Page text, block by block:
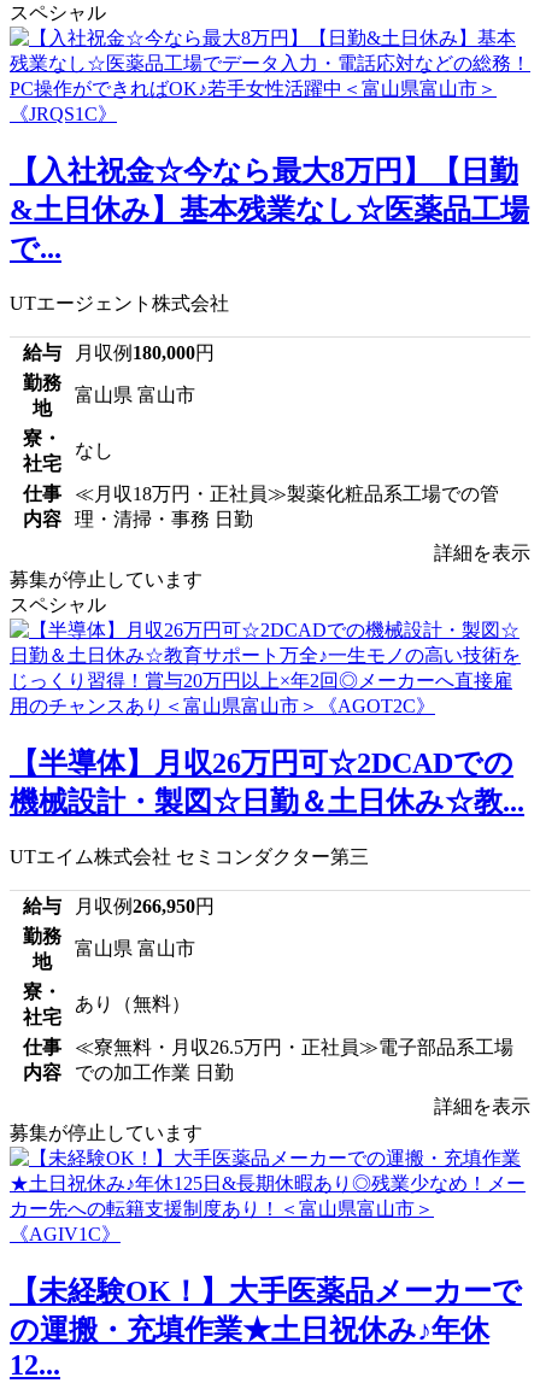
スペシャル
【入社祝金☆今なら最大8万円】【日勤
&土日休み】基本残業なし☆医薬品工場
で...
UTエージェント株式会社
給与 月収例 180,000円
勤務
地
富山県 富山市
寮・
社宅
なし
仕事
内容
≪月収18万円・正社員≫製薬化粧品系工場での管
理・清掃・事務 日勤
詳細を表示
募集が停止しています
スペシャル
【半導体】月収26万円可☆2DCADでの
機械設計・製図☆日勤＆土日休み☆教...
UTエイム株式会社 セミコンダクター第三
給与 月収例266,950円
勤務
地
富山県 富山市
寮・
社宅
あり（無料）
仕事
内容
≪寮無料・月収26.5万円・正社員≫電子部品系工場
での加工作業 日勤
詳細を表示
募集が停止しています
【未経験OK！】大手医薬品メーカーで
の運搬・充填作業★土日祝休み♪年休
12...